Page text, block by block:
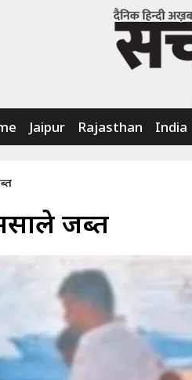
Jaipur Rajasthan India
जब्त